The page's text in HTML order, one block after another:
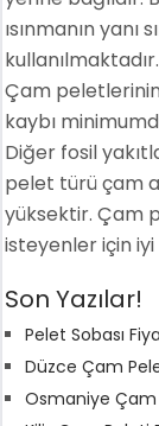
ısınmanın
Çam
kaybı
Diğer fosil
pelet türü çam
yüksektir. Çam
isteyenler için iyi
Son Yazılar!
Pelet Sobası
Düzce Çam
Osmaniye Çam